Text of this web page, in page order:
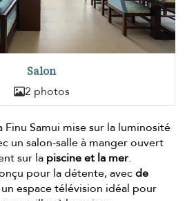
Salon
2 photos
Finu Samui mise sur la luminosité
un salon-salle à manger ouvert
sur la piscine et la mer.
pour la détente, avecde
espace télévision idéal pour